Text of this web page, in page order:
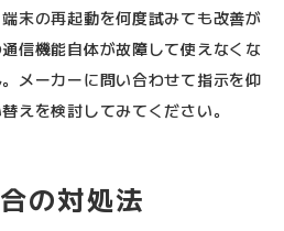
末の再起動を何度試みても改善が
信機能自体が故障して使えなくな
メーカーに問い合わせて指示を仰
えを検討してみてください。
の対処法